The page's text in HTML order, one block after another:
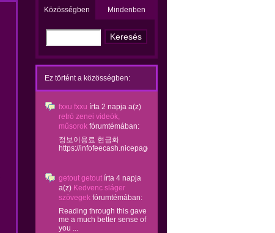
Közösségben Mindenben
Ez történt a közösségben:
fxxu fxxu írta 2 napja a(z)
retró zenei videók,
műsorok fórumtémában:
정보이용료 현금화
https://infofeecash.nicepage...
getout getout írta 4 napja
a(z) Kedvenc sláger
szövegek fórumtémában:
Reading through this gave
me a much better sense of
you ...